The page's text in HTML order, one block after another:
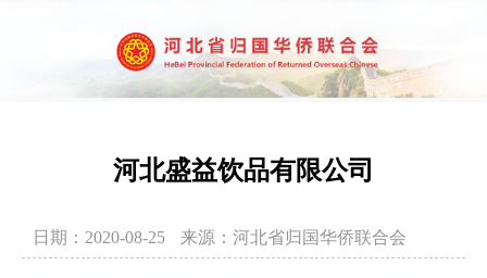
河北盛益饮品有限公司
日期：2020-08-25 来源：河北省归国华侨联合会